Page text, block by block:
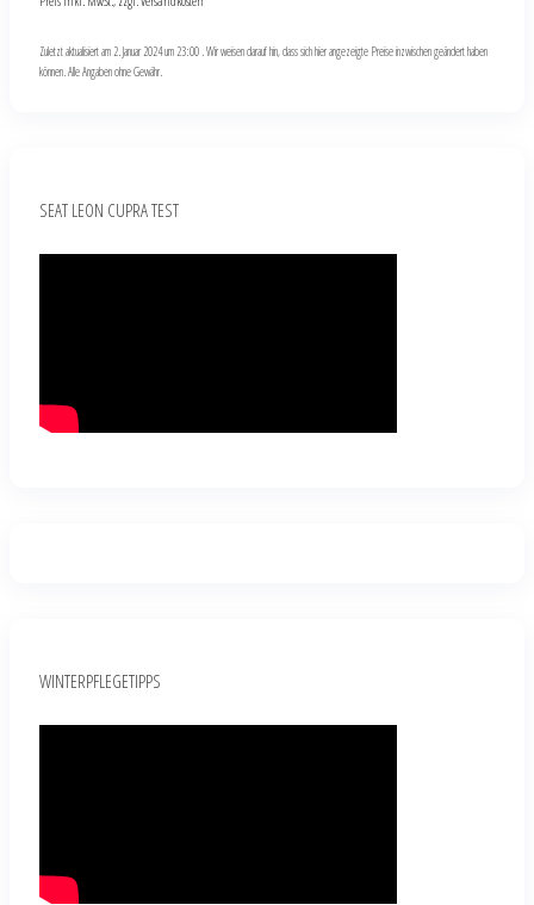
Zuletzt aktualisiert am 2. Januar 2024 um 23:00 . Wir weisen darauf hin, dass sich hier angezeigte Preise inzwischen geändert haben
können. Alle Angaben ohne Gewähr.
SEAT LEON CUPRA TEST
WINTERPFLEGETIPPS